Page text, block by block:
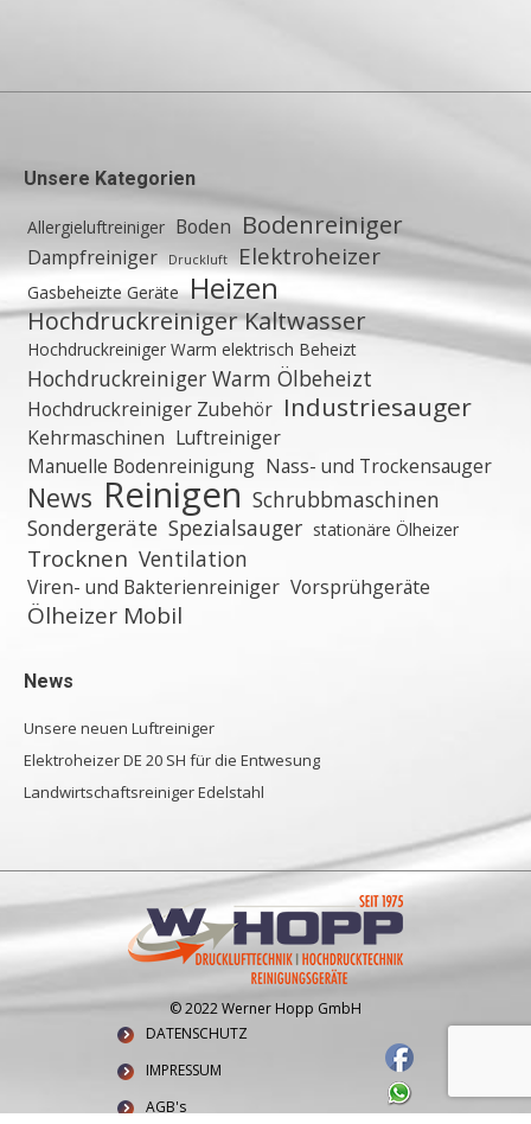
Unsere Kategorien
Allergieluftreiniger Boden Bodenreiniger
Dampfreiniger Druckluft Elektroheizer
Gasbeheizte Geräte Heizen
Hochdruckreiniger Kaltwasser
Hochdruckreiniger Warm elektrisch Beheizt
Hochdruckreiniger Warm Ölbeheizt
Hochdruckreiniger Zubehör Industriesauger
Kehrmaschinen Luftreiniger
Manuelle Bodenreinigung Nass- und Trockensauger
News Reinigen Schrubbmaschinen
Sondergeräte Spezialsauger stationäre Ölheizer
Trocknen Ventilation
Viren- und Bakterienreiniger Vorsprühgeräte
Ölheizer Mobil
News
Unsere neuen Luftreiniger
Elektroheizer DE 20 SH für die Entwesung
Landwirtschaftsreiniger Edelstahl
© 2022 Werner Hopp GmbH
DATENSCHUTZ
IMPRESSUM
AGB's